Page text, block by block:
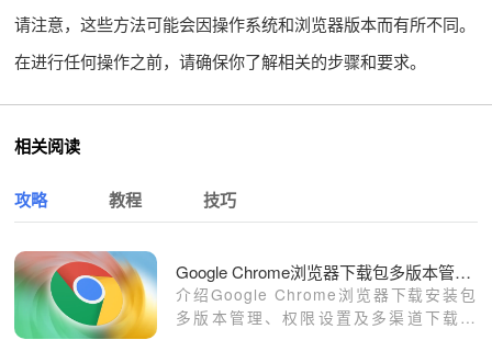
请注意，这些方法可能会因操作系统和浏览器版本而有所不同。
在进行任何操作之前，请确保你了解相关的步骤和要求。
相关阅读
攻略 教程 技巧
Google Chrome浏览器下载包多版本管理及权限设置及多渠道下载
介绍Google Chrome浏览器下载安装包
多版本管理、权限设置及多渠道下载方